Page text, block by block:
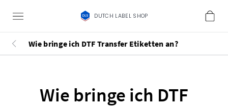
DUTCH LABEL SHOP
Wie bringe ich DTF Transfer Etiketten an?
Wie bringe ich DTF